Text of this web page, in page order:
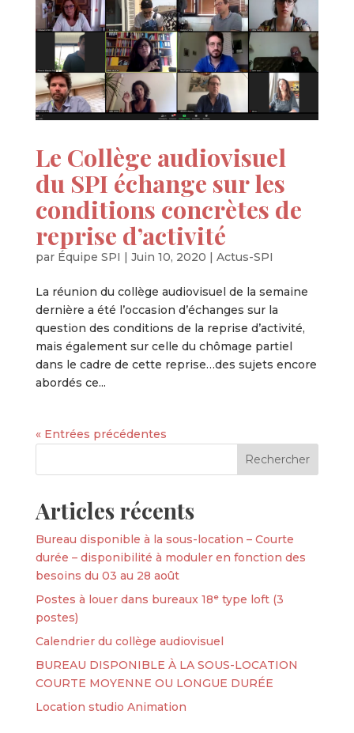
Le Collège audiovisuel
du SPI échange sur les
conditions concrètes de
reprise d’activité
par Équipe SPI | Juin 10, 2020 | Actus-SPI
La réunion du collège audiovisuel de la semaine
dernière a été l’occasion d’échanges sur la
question des conditions de la reprise d’activité,
mais également sur celle du chômage partiel
dans le cadre de cette reprise…des sujets encore
abordés ce...
« Entrées précédentes
Articles récents
Bureau disponible à la sous-location – Courte
durée – disponibilité à moduler en fonction des
besoins du 03 au 28 août
Postes à louer dans bureaux 18ᵉ type loft (3
postes)
Calendrier du collège audiovisuel
BUREAU DISPONIBLE À LA SOUS-LOCATION
COURTE MOYENNE OU LONGUE DURÉE
Location studio Animation